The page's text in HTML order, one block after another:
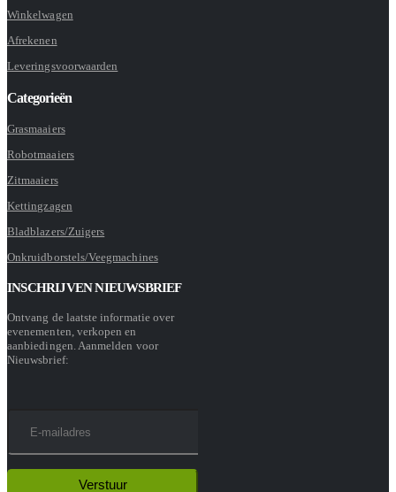
Winkelwagen
Afrekenen
Leveringsvoorwaarden
Categorieën
Grasmaaiers
Robotmaaiers
Zitmaaiers
Kettingzagen
Bladblazers/Zuigers
Onkruidborstels/Veegmachines
INSCHRIJVEN NIEUWSBRIEF
Ontvang de laatste informatie over
evenementen, verkopen en
aanbiedingen. Aanmelden voor
Nieuwsbrief: